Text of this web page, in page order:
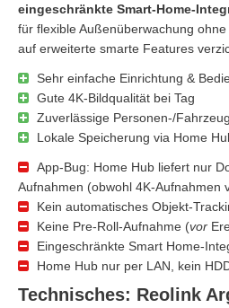
eingeschränkte Smart-Home-
für flexible Außenüberwachung
auf erweiterte smarte Features
Sehr einfache Einrichtung &
Gute 4K-Bildqualität bei Tag
Zuverlässige Personen-/
Lokale Speicherung via Home
App-Bug: Home Hub liefert nur
Aufnahmen (obwohl 4K-Aufnahmen
Kein automatisches Objekt-
Keine Pre-Roll-Aufnahme (vor
Eingeschränkte Smart Home-
Home Hub nur per LAN, kein
Technisches: Reolink